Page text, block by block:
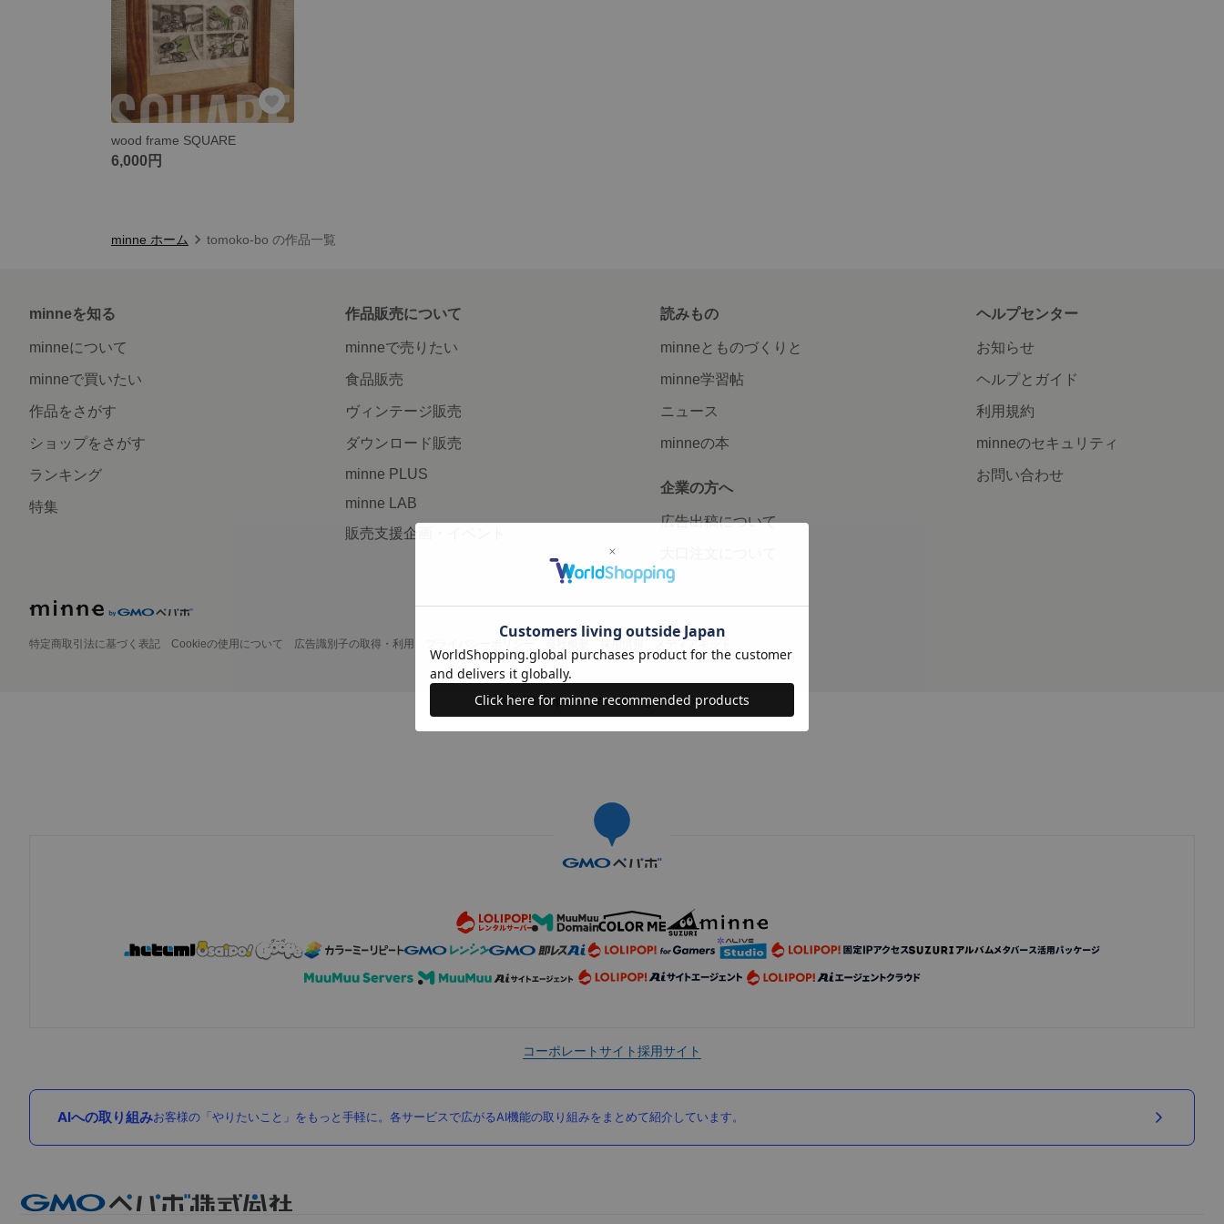
wood frame SQUARE
6,000円
minne ホーム tomoko-bo の作品一覧
minneを知る
minneについて
minneで買いたい
作品をさがす
ショップをさがす
ランキング
特集
作品販売について
minneで売りたい
食品販売
ヴィンテージ販売
ダウンロード販売
minne PLUS
minne LAB
販売支援企画・イベント
読みもの
minneとものづくりと
minne学習帖
ニュース
minneの本
企業の方へ
広告出稿について
ヘルプセンター
お知らせ
ヘルプとガイド
利用規約
minneのセキュリティ
お問い合わせ
特定商取引法に基づく表記 Cookieの使用について 広告識別子の取得・利用 採用情報 メディアキット
©GMO Pepabo, Inc. All rights reserved.
コーポレートサイト採用サイト
AIへの取り組みお客様の「やりたいこと」をもっと手軽に。各サービスで広がるAI機能の取り組みをまとめて紹介しています。